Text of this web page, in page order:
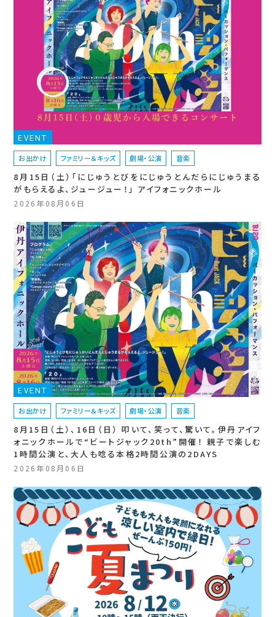
EVENT
お出かけ ファミリー＆キッズ 劇場・公演 音楽
8月15日（土）「にじゅうとびをにじゅうとんだらにじゅうまる
がもらえるよ、ジュージュー！」 アイフォニックホール
2026年08月06日
EVENT
お出かけ ファミリー＆キッズ 劇場・公演 音楽
8月15日（土）、16日（日） 叩いて、笑って、驚いて。伊丹アイフ
ォニックホールで“ビートジャック20th”開催！ 親子で楽しむ
1時間公演と、大人も唸る本格2時間公演の2DAYS
2026年08月06日